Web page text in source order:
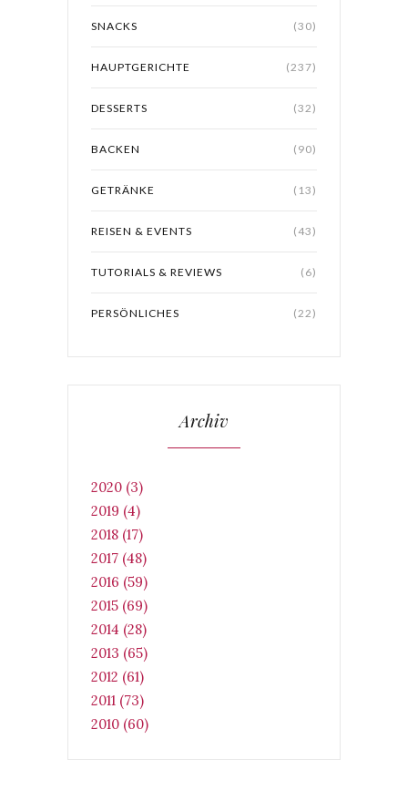
SNACKS (30)
HAUPTGERICHTE (237)
DESSERTS (32)
BACKEN (90)
GETRÄNKE (13)
REISEN & EVENTS (43)
TUTORIALS & REVIEWS (6)
PERSÖNLICHES (22)
Archiv
2020 (3)
2019 (4)
2018 (17)
2017 (48)
2016 (59)
2015 (69)
2014 (28)
2013 (65)
2012 (61)
2011 (73)
2010 (60)